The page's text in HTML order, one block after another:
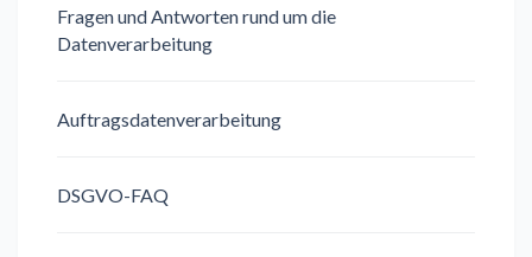
Fragen und Antworten rund um die
Datenverarbeitung
Auftragsdatenverarbeitung
DSGVO-FAQ